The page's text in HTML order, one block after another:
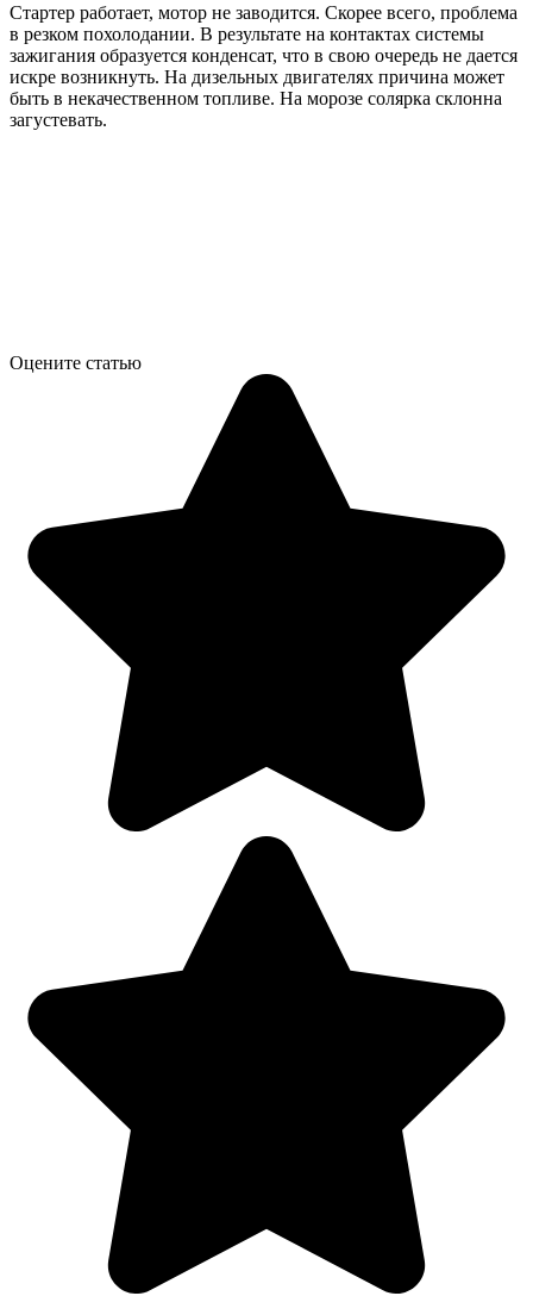
Стартер работает, мотор не заводится. Скорее всего, проблема
в резком похолодании. В результате на контактах системы
зажигания образуется конденсат, что в свою очередь не дается
искре возникнуть. На дизельных двигателях причина может
быть в некачественном топливе. На морозе солярка склонна
загустевать.
Оцените статью